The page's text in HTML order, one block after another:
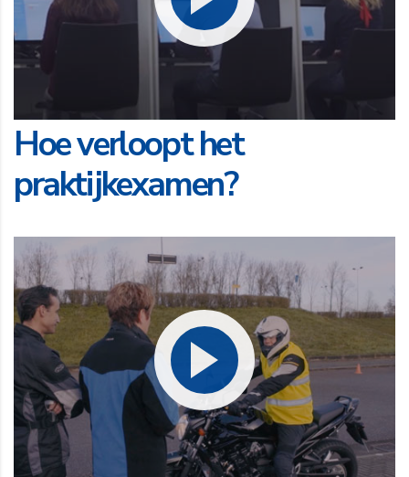
Hoe verloopt het
praktijkexamen?